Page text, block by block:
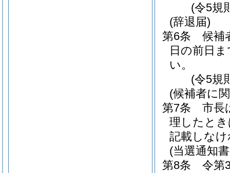
(令5規
(辞退届)
第6条
候補
日の前日
い。
(令5規
(候補者に
第7条
市長
理したと
記載しな
(当選通知
第8条
令第